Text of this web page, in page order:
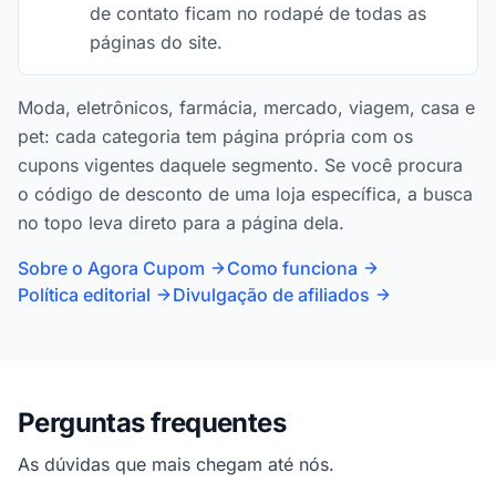
de contato ficam no rodapé de todas as
páginas do site.
Moda, eletrônicos, farmácia, mercado, viagem, casa e
pet: cada categoria tem página própria com os
cupons vigentes daquele segmento. Se você procura
o código de desconto de uma loja específica, a busca
no topo leva direto para a página dela.
Sobre o Agora Cupom
Como funciona
Política editorial
Divulgação de afiliados
Perguntas frequentes
As dúvidas que mais chegam até nós.